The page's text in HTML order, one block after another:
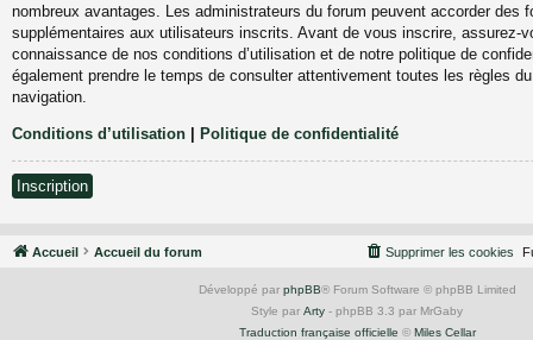
nombreux avantages. Les administrateurs du forum peuvent accorder des
supplémentaires aux utilisateurs inscrits. Avant de vous inscrire, assurez-
connaissance de nos conditions d’utilisation et de notre politique de
également prendre le temps de consulter attentivement toutes les règles
navigation.
Conditions d’utilisation | Politique de confidentialité
Inscription
Accueil Accueil du forum Supprimer les cookies
Développé par phpBB® Forum Software © phpBB Limited
Style par Arty - phpBB 3.3 par MrGaby
Traduction française officielle © Miles Cellar